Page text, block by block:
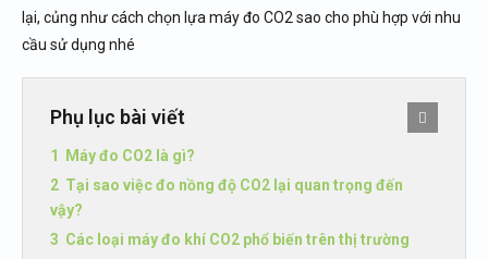
lại, củng như cách chọn lựa máy đo CO2 sao cho phù hợp với nhu
cầu sử dụng nhé
Phụ lục bài viết
Máy đo CO2 là gì?
Tại sao việc đo nồng độ CO2 lại quan trọng đến
vậy?
Các loại máy đo khí CO2 phổ biến trên thị trường